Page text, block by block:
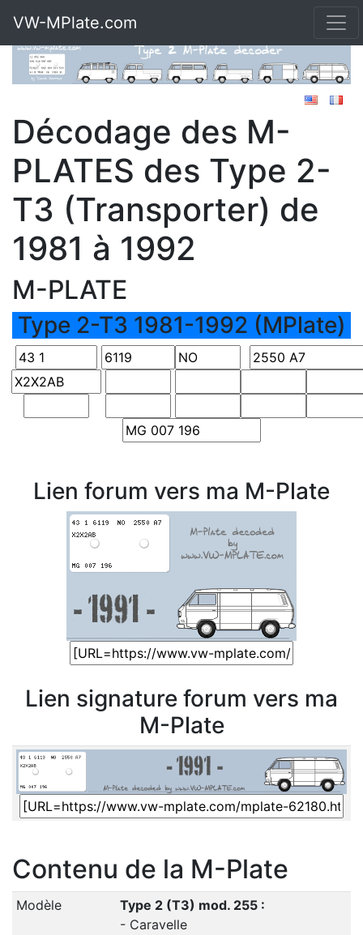
VW-MPlate.com
Décodage des M-
PLATES des Type 2-
T3 (Transporter) de
1981 à 1992
M-PLATE
Type 2-T3 1981-1992 (MPlate)
Lien forum vers ma M-Plate
Lien signature forum vers ma
M-Plate
Contenu de la M-Plate
Modèle
Type 2 (T3) mod. 255 :
- Caravelle